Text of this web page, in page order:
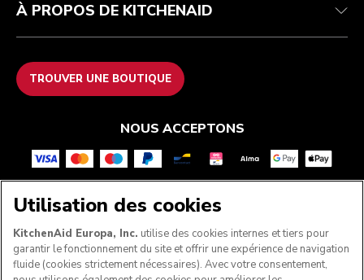
À PROPOS DE KITCHENAID
TROUVER UNE BOUTIQUE
NOUS ACCEPTONS
SUIVEZ-NOUS
Utilisation des cookies
KitchenAid Europa, Inc. utilise des cookies internes et tiers pour
garantir le fonctionnement du site et offrir une expérience de navigation
fluide (cookies strictement nécessaires). Avec votre consentement,